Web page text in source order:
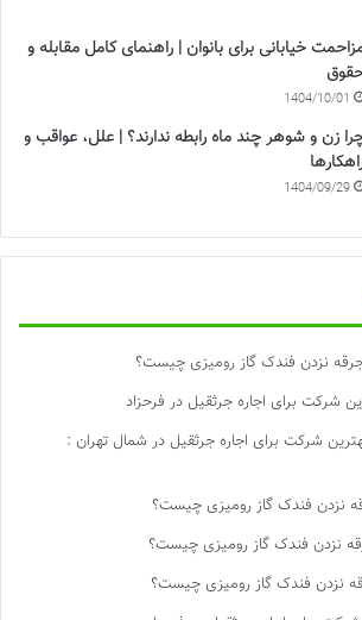
خیابانی برای بانوان | راهنمای کامل مقابله و
1404/10/01
زن و شوهر چند ماه رابطه ندارند؟ | علل، عواقب و
1404/09/29
نزدن فندک گاز رومیزی چیست؟
شرکت برای اجاره جرثقیل در فرحزاد
شرکت برای اجاره جرثقیل در شمال تهران :
نزدن فندک گاز رومیزی چیست؟
نزدن فندک گاز رومیزی چیست؟
نزدن فندک گاز رومیزی چیست؟